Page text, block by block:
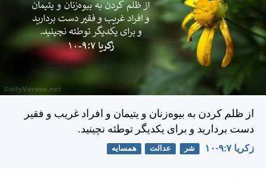
از ظلم كردن به بيوه‌زنان و يتيمان و افراد غريب و فقير
دست برداريد و برای يكديگر توطئه نچينيد.
زكريا ۷:‏۹-‏۱۰ شر عدالت همسایه